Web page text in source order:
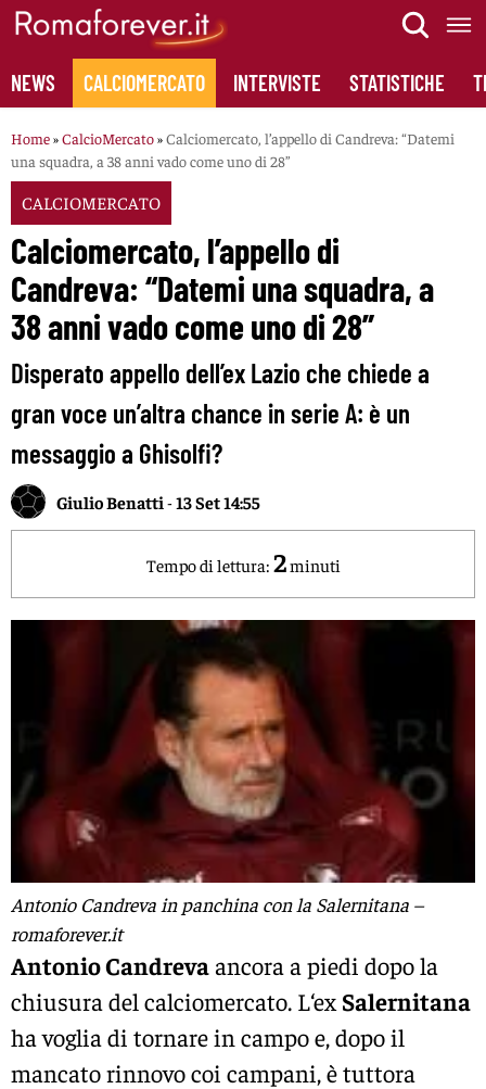
Skip
content
NEWS CALCIOMERCATO INTERVISTE STATISTICHE
Home»CalcioMercato»Calciomercato, l’appello di Candreva: “Datemi
una squadra, a 38 anni vado come uno di 28”
CALCIOMERCATO
Calciomercato, l’appello di
Candreva: “Datemi una squadra, a
38 anni vado come uno di 28”
Disperato appello dell’ex Lazio che chiede a
gran voce un’altra chance in serie A: è un
messaggio a Ghisolfi?
Giulio Benatti -13 Set 14:55
Tempo di lettura: 2minuti
Antonio Candreva in panchina con la Salernitana –
romaforever.it
Antonio Candrevaancora a piedi dopo la
chiusura del calciomercato. L‘ex Salernitana
ha voglia di tornare in campo e, dopo il
mancato rinnovo coi campani, è tuttora